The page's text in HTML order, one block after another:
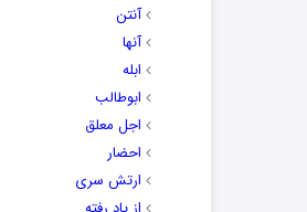
آنتن
آنها
ابله
ابوطالب
اجل معلق
احضار
ارتش سری